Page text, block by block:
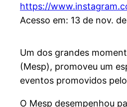
https://
Acesso em: 13 de nov.
Um dos grandes
(Mesp), promoveu um
eventos promovidos
O Mesp desempenhou